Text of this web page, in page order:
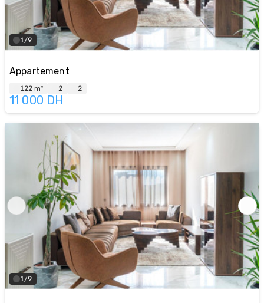
1/9
Appartement
122 m² 2 2
11 000 DH
1/9